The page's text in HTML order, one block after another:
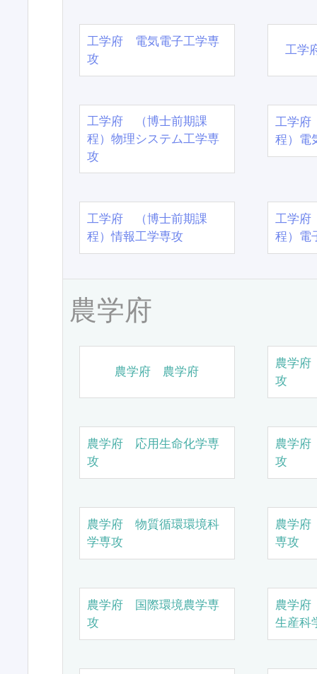
工学府 電気電子工学専
攻
工学
工学府 （博士前期課
程）物理システム工学専
攻
工学
程）電
工学府 （博士前期課
程）情報工学専攻
工学
程）電
農学府
農学府 農学府
農学
攻
農学府 応用生命化学専
攻
農学
攻
農学府 物質循環環境科
学専攻
農学
専攻
農学府 国際環境農学専
攻
農学
生産科